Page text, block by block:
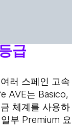
급
러 스페인 고속
AVE는 Basico,
체계를 사용하
부 Premium 요